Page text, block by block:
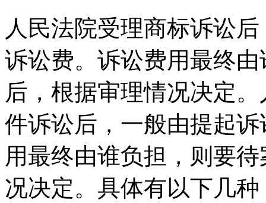
人民法院受理商标诉讼
诉讼费。诉讼费用最终
后，根据审理情况决定
件诉讼后，一般由提起
用最终由谁负担，则要
况决定。具体有以下几种